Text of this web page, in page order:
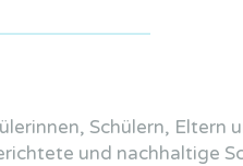
Schülern, Eltern
und nachhaltige